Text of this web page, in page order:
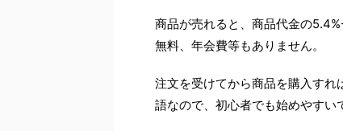
商品が売れると、商品代金の
無料、年会費等もありません。
注文を受けてから商品を購入す
語なので、初心者でも始めやすい